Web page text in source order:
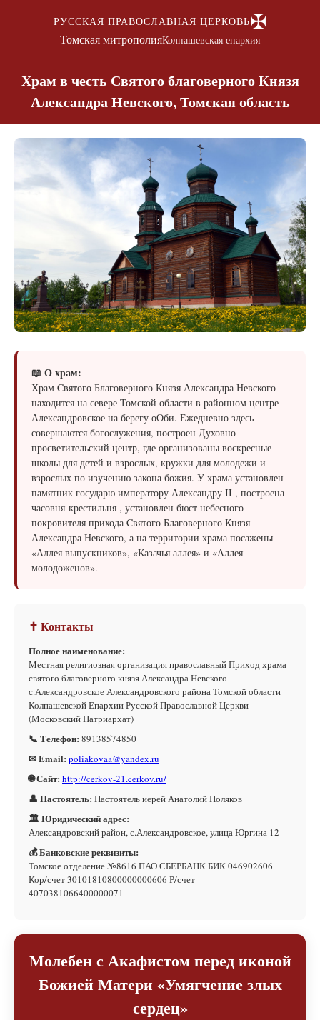
РУССКАЯ ПРАВОСЛАВНАЯ ЦЕРКОВЬ✠
Томская митрополияКолпашевская епархия
Храм в честь Святого благоверного Князя
Александра Невского, Томская область
📖 О храм:
Храм Cвятого Благоверного Князя Александра Невского
находится на севере Томской области в районном центре
Александровское на берегу оОби. Ежедневно здесь
совершаются богослужения, построен Духовно-
просветительский центр, где организованы воскресные
школы для детей и взрослых, кружки для молодежи и
взрослых по изучению закона божия. У храма установлен
памятник государю императору Александру II , построена
часовня-крестильня , установлен бюст небесного
покровителя прихода Cвятого Благоверного Князя
Александра Невского, а на территории храма посажены
«Аллея выпускников», «Казачья аллея» и «Аллея
молодоженов».
✝ Контакты
Полное наименование:
Местная религиозная организация православный Приход храма
святого благоверного князя Александра Невского
с.Александровское Александровского района Томской области
Колпашевской Епархии Русской Православной Церкви
(Московский Патриархат)
📞 Телефон: 89138574850
✉ Email: poliakovaa@yandex.ru
🌐 Сайт: http://cerkov-21.cerkov.ru/
👤 Настоятель: Настоятель иерей Анатолий Поляков
🏛 Юридический адрес:
Александровский район, с.Александровское, улица Юргина 12
💰 Банковские реквизиты:
Томское отделение №8616 ПАО СБЕРБАНК БИК 046902606
Кор/счет 30101810800000000606 Р/счет
4070381066400000071
Молебен с Акафистом перед иконой
Божией Матери «Умягчение злых
сердец»